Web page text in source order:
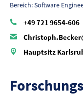
Bereich: Software
+49 721 9654-606
Hauptsitz